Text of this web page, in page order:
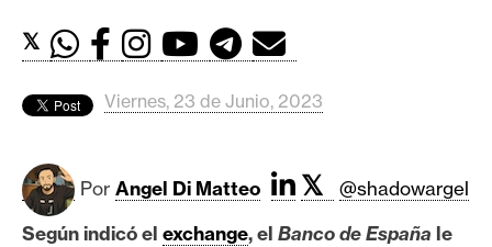
d
o
s
i
t
𝕏
Viernes, 23 de Junio, 2023
Por Angel Di Matteo 𝕏
@shadowargel
Según indicó el exchange, el Banco de España le